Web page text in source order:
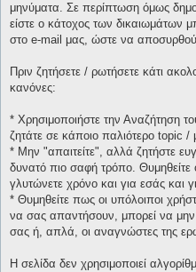
μηνύματα. Σε περίπτωση όμως
είστε ο κάτοχος των δικαιωμάτων
στο e-mail μας, ώστε να
Πριν ζητήσετε / ρωτήσετε κάτι
κανόνες:
* Χρησιμοποιήστε την Αναζήτηση
ζητάτε σε κάποιο παλιότερο topic /
* Μην "απαιτείτε", αλλά ζητήστε
δυνατό πιο σαφή τρόπο. Θυμηθείτε
γλυτώνετε χρόνο και για εσάς και
* Θυμηθείτε πως οι υπόλοιποι
να σας απαντήσουν, μπορεί να
σας ή, απλά, οι αναγνώστες της
Η σελίδα δεν χρησιμοποιεί